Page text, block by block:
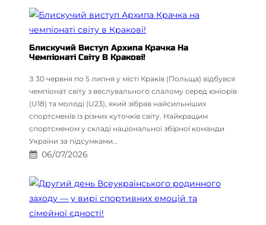
Блискучий Виступ Архипа Крачка На
Чемпіонаті Світу В Кракові!
З 30 червня по 5 липня у місті Краків (Польща) відбувся
чемпіонат світу з веслувального слалому серед юніорів
(U18) та молоді (U23), який зібрав найсильніших
спортсменів із різних куточків світу. Найкращим
спортсменом у складі національної збірної команди
України за підсумками…
06/07/2026